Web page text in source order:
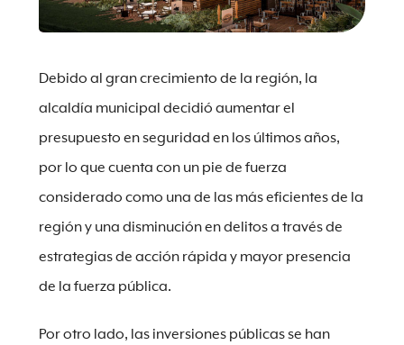
Debido al gran crecimiento de la región, la
alcaldía municipal decidió aumentar el
presupuesto en seguridad en los últimos años,
por lo que cuenta con un pie de fuerza
considerado como una de las más eficientes de la
región y una disminución en delitos a través de
estrategias de acción rápida y mayor presencia
de la fuerza pública.
Por otro lado, las inversiones públicas se han